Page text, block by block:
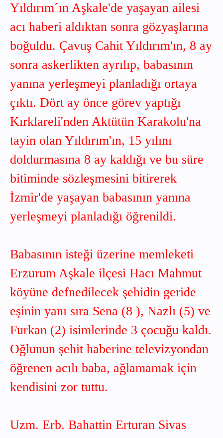
Yıldırım´ın Aşkale'de yaşayan ailesi
acı haberi aldıktan sonra gözyaşlarına
boğuldu. Çavuş Cahit Yıldırım'ın, 8 ay
sonra askerlikten ayrılıp, babasının
yanına yerleşmeyi planladığı ortaya
çıktı. Dört ay önce görev yaptığı
Kırklareli'nden Aktütün Karakolu'na
tayin olan Yıldırım'ın, 15 yılını
doldurmasına 8 ay kaldığı ve bu süre
bitiminde sözleşmesini bitirerek
İzmir'de yaşayan babasının yanına
yerleşmeyi planladığı öğrenildi.
Babasının isteği üzerine memleketi
Erzurum Aşkale ilçesi Hacı Mahmut
köyüne defnedilecek şehidin geride
eşinin yanı sıra Sena (8 ), Nazlı (5) ve
Furkan (2) isimlerinde 3 çocuğu kaldı.
Oğlunun şehit haberine televizyondan
öğrenen acılı baba, ağlamamak için
kendisini zor tuttu.
Uzm. Erb. Bahattin Erturan Sivas